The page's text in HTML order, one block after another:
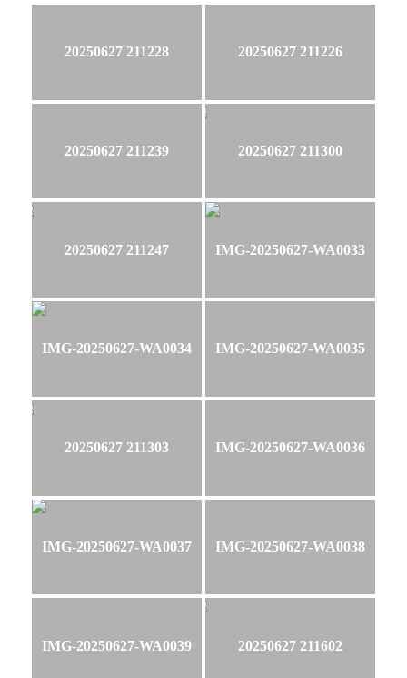
20250627 211228 20250627 211226
20250627 211239 20250627 211300
20250627 211247 IMG-20250627-WA0033
IMG-20250627-WA0034 IMG-20250627-WA0035
20250627 211303 IMG-20250627-WA0036
IMG-20250627-WA0037 IMG-20250627-WA0038
IMG-20250627-WA0039 20250627 211602